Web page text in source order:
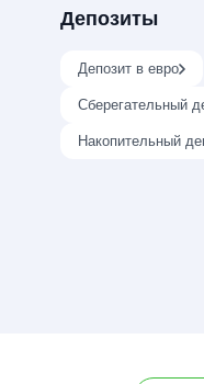
Депозиты
Депозит в евро
Сберегательный
Накопительный